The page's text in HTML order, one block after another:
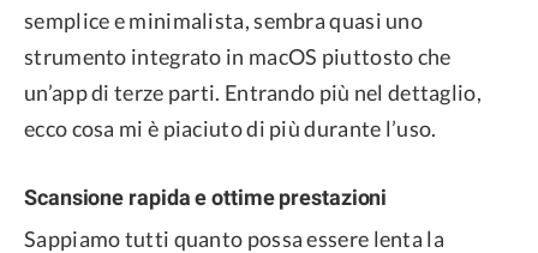
semplice e minimalista, sembra quasi uno
strumento integrato in macOS piuttosto che
un’app di terze parti. Entrando più nel dettaglio,
ecco cosa mi è piaciuto di più durante l’uso.
Scansione rapida e ottime prestazioni
Sappiamo tutti quanto possa essere lenta la